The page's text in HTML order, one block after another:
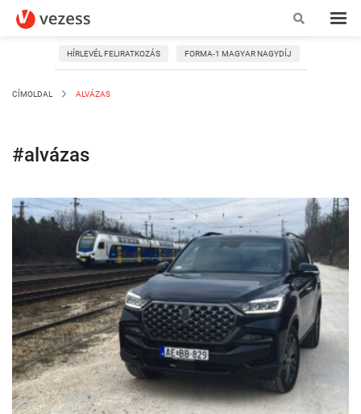
HÍRLEVÉL FELIRATKOZÁS FORMA-1 MAGYAR NAGYDÍJ
CÍMOLDAL ALVÁZAS
#alvázas